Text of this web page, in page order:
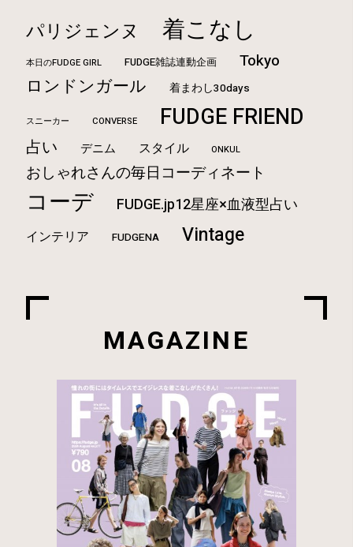
パリジェンヌ 着こなし
本日のFUDGE GIRL FUDGE雑誌連動企画 Tokyo
ロンドンガール 着まわし30days
スニーカー CONVERSE FUDGE FRIEND
占い デニム スタイル ONKUL
おしゃれさんの毎日コーディネート
コーデ FUDGE.jp12星座×血液型占い
インテリア FUDGENA Vintage
MAGAZINE